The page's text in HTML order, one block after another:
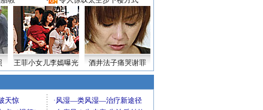
王菲小女儿李嫣曝光 酒井法子痛哭谢罪